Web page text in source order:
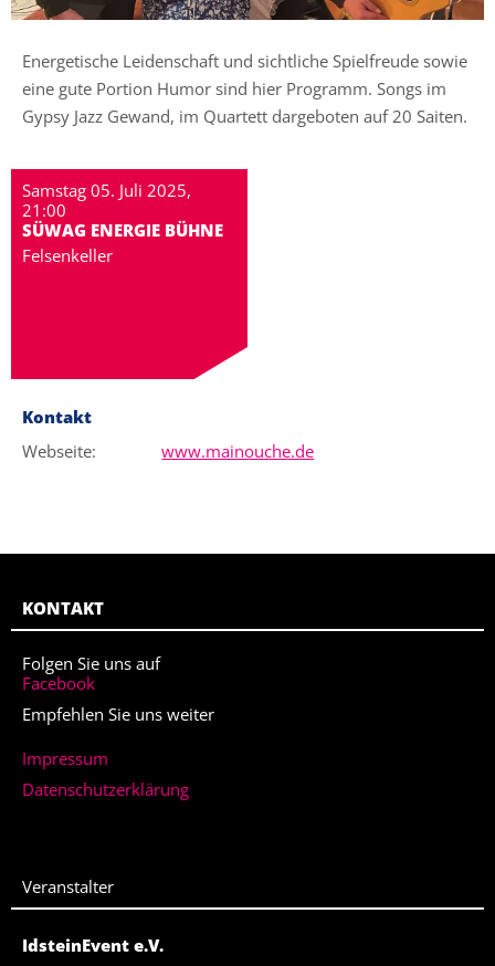
Energetische Leidenschaft und sichtliche Spielfreude sowie
eine gute Portion Humor sind hier Programm. Songs im
Gypsy Jazz Gewand, im Quartett dargeboten auf 20 Saiten.
Samstag 05. Juli 2025,
21:00
SÜWAG ENERGIE BÜHNE
Felsenkeller
Kontakt
Webseite:
www.mainouche.de
KONTAKT
Folgen Sie uns auf
Facebook
Empfehlen Sie uns weiter
Impressum
Datenschutzerklärung
Veranstalter
IdsteinEvent e.V.